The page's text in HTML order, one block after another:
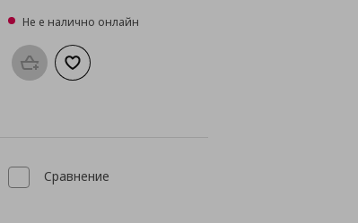
Не е налично онлайн
Προσθήκη στο καλάθι
Добави към списъка с любими
Сравнение